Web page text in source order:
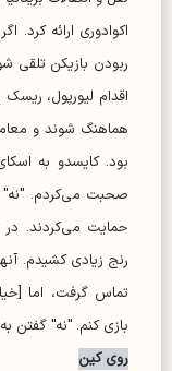
اکوادوری ارائه
ربودن بازیکن تلقی
اقدام لیورپول، ریسک
هماهنگ شوند و
بود. کایسدو به
صحبت می‌کردم. "نه"
حمایت می‌کردند. در
رنج زیادی کشیدم.
تماس گرفت، اما
بازی کنم. "نه"
روی کین